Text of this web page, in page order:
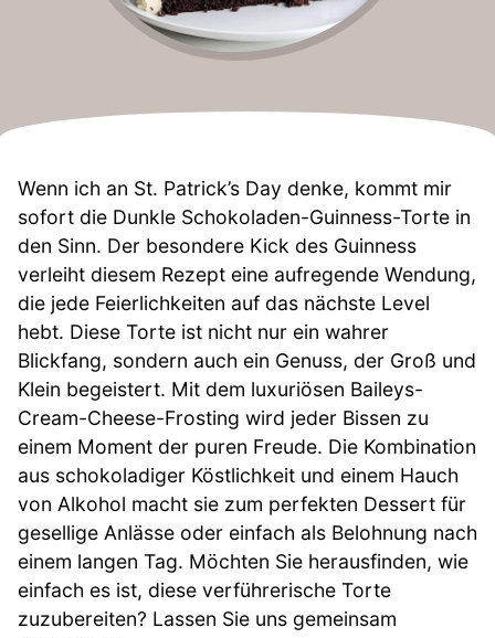
Wenn ich an St. Patrick’s Day denke, kommt mir
sofort die Dunkle Schokoladen-Guinness-Torte in
den Sinn. Der besondere Kick des Guinness
verleiht diesem Rezept eine aufregende Wendung,
die jede Feierlichkeiten auf das nächste Level
hebt. Diese Torte ist nicht nur ein wahrer
Blickfang, sondern auch ein Genuss, der Groß und
Klein begeistert. Mit dem luxuriösen Baileys-
Cream-Cheese-Frosting wird jeder Bissen zu
einem Moment der puren Freude. Die Kombination
aus schokoladiger Köstlichkeit und einem Hauch
von Alkohol macht sie zum perfekten Dessert für
gesellige Anlässe oder einfach als Belohnung nach
einem langen Tag. Möchten Sie herausfinden, wie
einfach es ist, diese verführerische Torte
zuzubereiten? Lassen Sie uns gemeinsam